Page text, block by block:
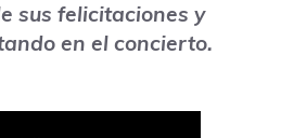
sus felicitaciones y
en el concierto.